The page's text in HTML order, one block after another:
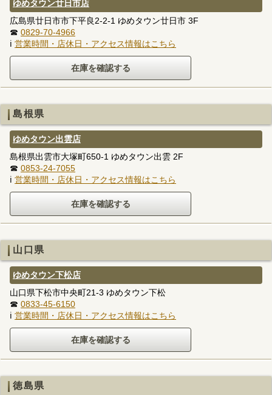
ゆめタウン廿日市店
広島県廿日市市下平良2-2-1 ゆめタウン廿日市 3F
☎ 0829-70-4966
ℹ 営業時間・店休日・アクセス情報はこちら
島根県
ゆめタウン出雲店
島根県出雲市大塚町650-1 ゆめタウン出雲 2F
☎ 0853-24-7055
ℹ 営業時間・店休日・アクセス情報はこちら
山口県
ゆめタウン下松店
山口県下松市中央町21-3 ゆめタウン下松
☎ 0833-45-6150
ℹ 営業時間・店休日・アクセス情報はこちら
徳島県